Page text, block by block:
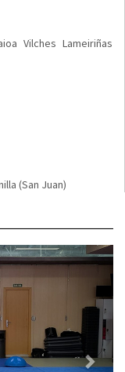
Vilches Lameiriñas
(San Juan)